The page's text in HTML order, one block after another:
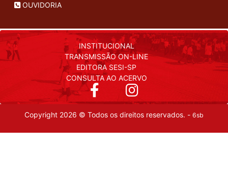
OUVIDORIA
INSTITUCIONAL
TRANSMISSÃO ON-LINE
EDITORA SESI-SP
CONSULTA AO ACERVO
Copyright 2026 © Todos os direitos reservados. - 6sb